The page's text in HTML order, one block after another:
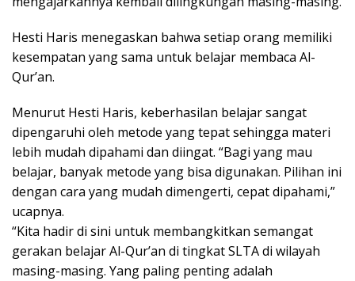
Hesti Haris menegaskan bahwa setiap orang memiliki
kesempatan yang sama untuk belajar membaca Al-
Qur’an.
Menurut Hesti Haris, keberhasilan belajar sangat
dipengaruhi oleh metode yang tepat sehingga materi
lebih mudah dipahami dan diingat. “Bagi yang mau
belajar, banyak metode yang bisa digunakan. Pilihan ini
dengan cara yang mudah dimengerti, cepat dipahami,”
ucapnya.
“Kita hadir di sini untuk membangkitkan semangat
gerakan belajar Al-Qur’an di tingkat SLTA di wilayah
masing-masing. Yang paling penting adalah